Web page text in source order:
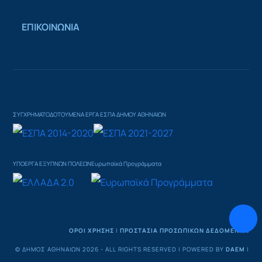
ΕΠΙΚΟΙΝΩΝΙΑ
ΣΥΓΧΡΗΜΑΤΟΔΟΤΟΥΜΕΝΑ ΕΡΓΑ ΕΣΠΑ ΔΗΜΟΥ ΑΘΗΝΑΙΩΝ
ΥΠΟΕΡΓΑ ΕΞΥΠΝΩΝ ΠΟΛΕΩΝΕυρωπαϊκά Προγράμματα
ΟΡΟΙ ΧΡΗΣΗΣ | ΠΡΟΣΤΑΣΙΑ ΠΡΟΣΩΠΙΚΩΝ ΔΕΔΟΜΕΝΩΝ
© ΔΉΜΟΣ ΑΘΗΝΑΊΩΝ 2026 - ALL RIGHTS RESERVED | POWERED BY DAEM |